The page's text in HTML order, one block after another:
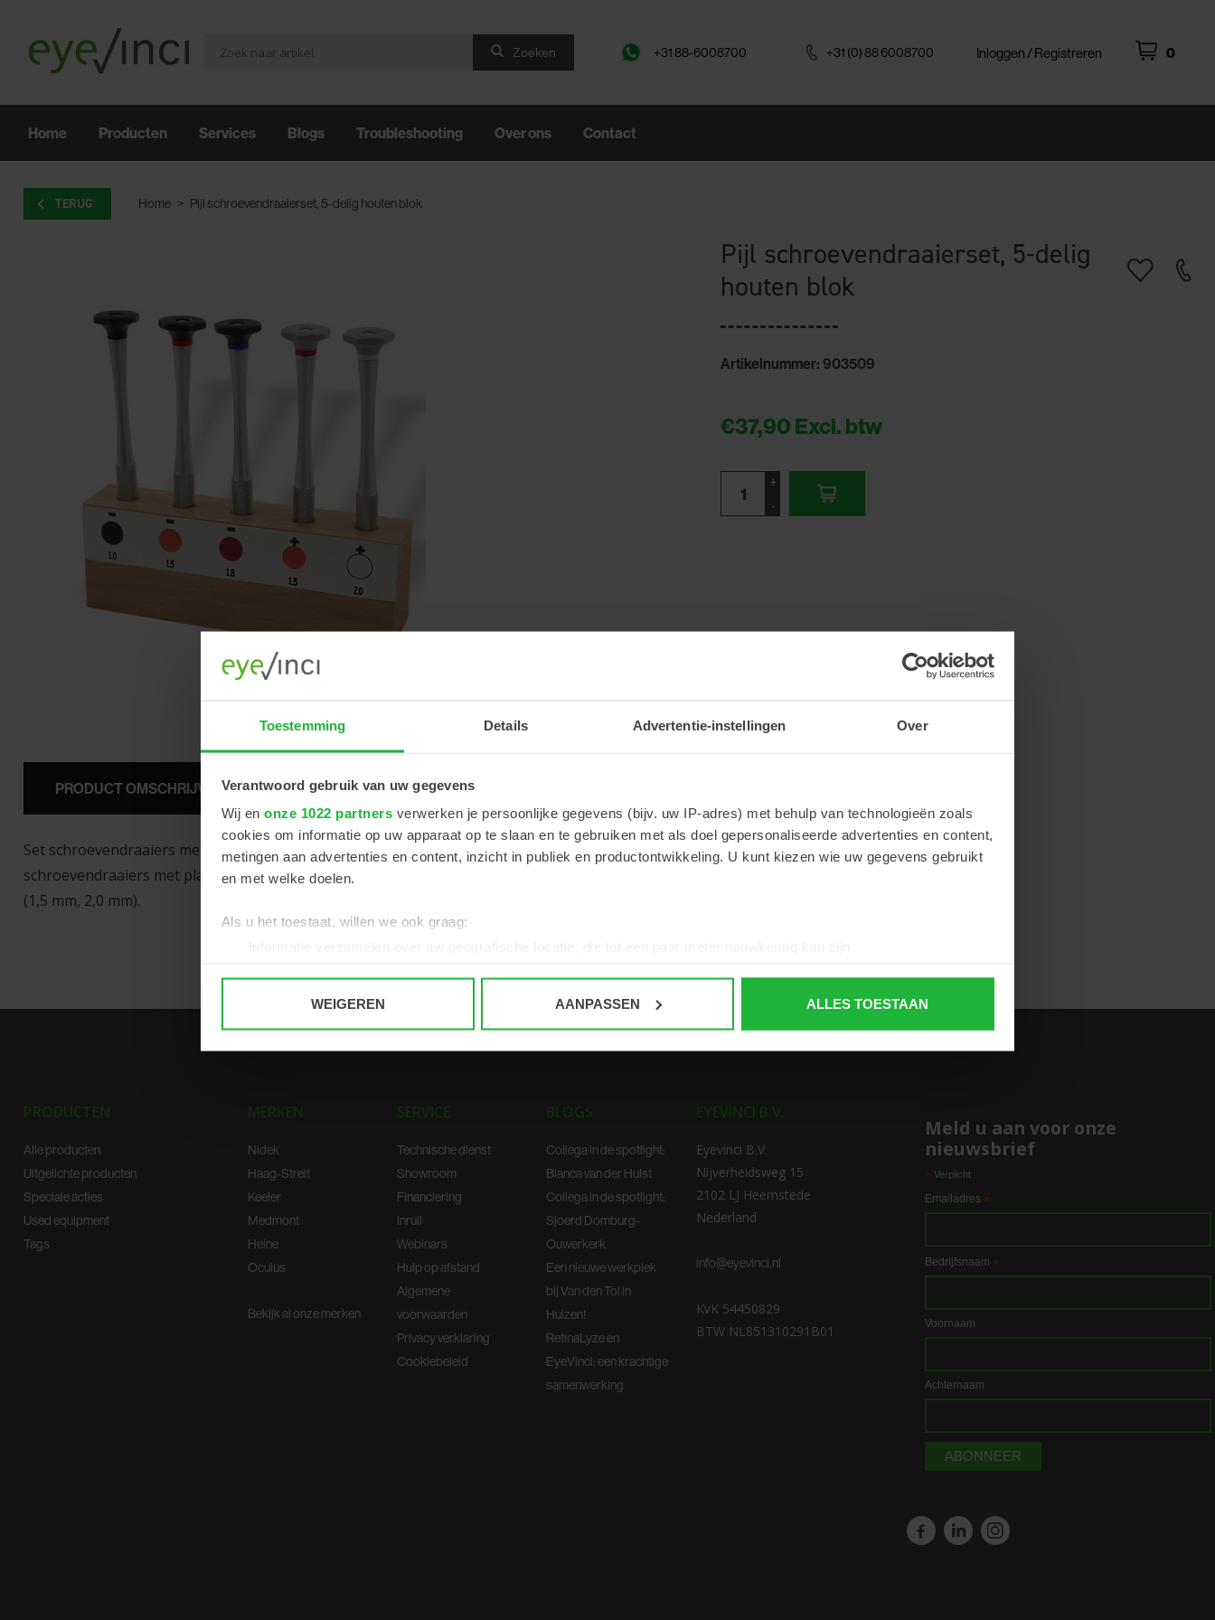
Toestemming Details Advertentie-instellingen Over
Verantwoord gebruik van uw gegevens
Wij en onze 1022 partners verwerken je persoonlijke gegevens (bijv. uw IP-adres) met behulp van technologieën zoals
cookies om informatie op uw apparaat op te slaan en te gebruiken met als doel gepersonaliseerde advertenties en content,
metingen aan advertenties en content, inzicht in publiek en productontwikkeling. U kunt kiezen wie uw gegevens gebruikt
en met welke doelen.
Als u het toestaat, willen we ook graag:
Informatie verzamelen over uw geografische locatie, die tot een paar meter nauwkeurig kan zijn
toestemming op elk moment wijzigen of intrekken in de Cookieverklaring.
WEIGEREN AANPASSEN ALLES TOESTAAN
Zoeken +31 88-6008700 +31 (0) 88 6008700 Inloggen / Registreren 0
Home Producten Services Blogs Troubleshooting Over ons Contact
TERUG Home > Pijl schroevendraaierset, 5-delig houten blok
PRODUCT OMSCHRIJVING
Set schroevendraaiers met ergonomische handgrepen, verchroomd. Inclusief: drie
schroevendraaiers met platte kop (1,0 mm, 1,5 mm, 1,8 mm) twee schroevendraaiers met kruiskop
(1,5 mm, 2,0 mm).
Pijl schroevendraaierset, 5-delig
houten blok
Artikelnummer: 903509
€37,90 Excl. btw
+
-
PRODUCTEN
Alle producten
Uitgelichte producten
Speciale acties
Used equipment
Tags
MERKEN
Nidek
Haag-Streit
Keeler
Medmont
Heine
Oculus
Bekijk al onze merken
SERVICE
Technische dienst
Showroom
Financiering
Inruil
Webinars
Hulp op afstand
Algemene
voorwaarden
Privacy verklaring
Cookiebeleid
BLOGS
Collega in de spotlight:
Bianca van der Hulst
Collega in de spotlight:
Sjoerd Domburg-
Ouwerkerk
Een nieuwe werkplek
bij Van den Tol in
Huizen!
RetinaLyze en
EyeVinci: een krachtige
samenwerking
EYEVINCI B.V.
Eyevinci B.V.
Nijverheidsweg 15
2102 LJ Heemstede
Nederland
info@eyevinci.nl
KvK 54450829
BTW NL851310291B01
Meld u aan voor onze
nieuwsbrief
* Verplicht
Emailadres *
Bedrijfsnaam *
Voornaam
Achternaam